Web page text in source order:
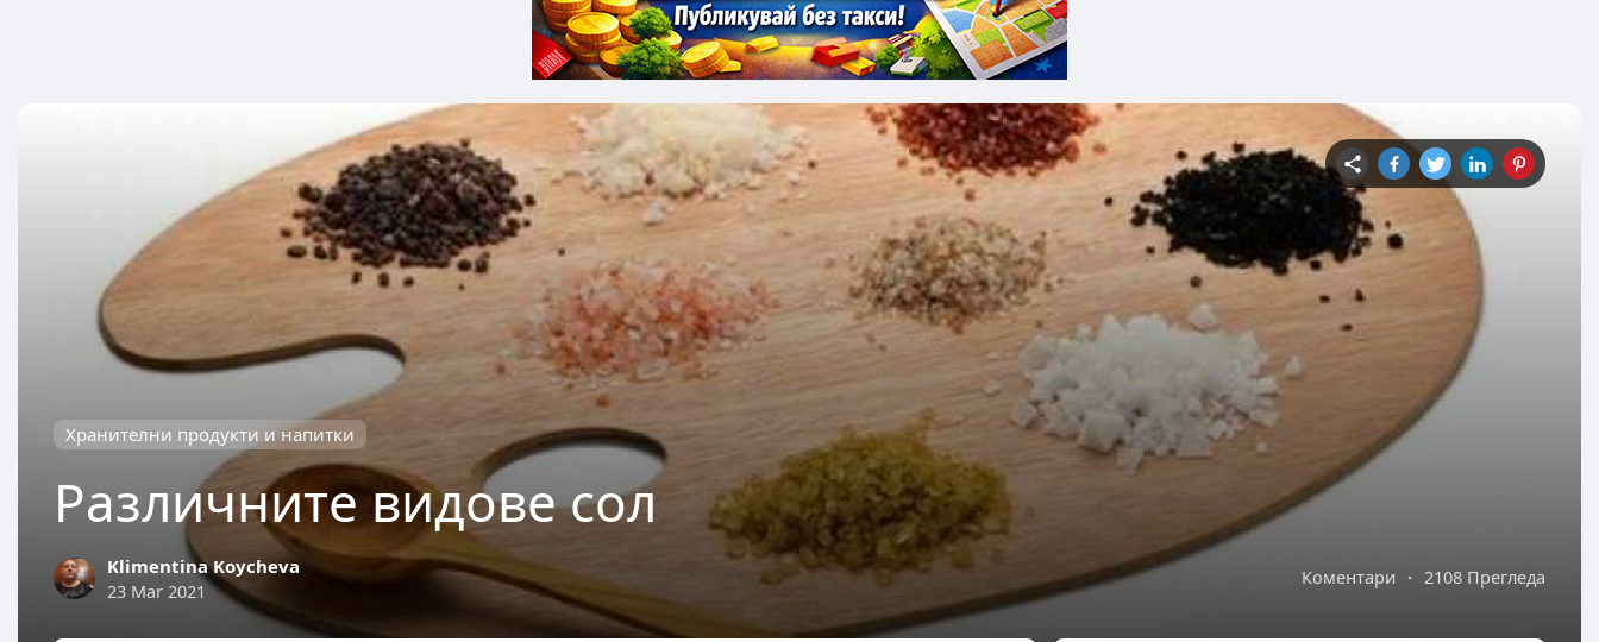
Хранителни продукти и напитки
Различните видове сол
Коментари · 2108 Прегледа
Klimentina Koycheva
23 Mar 2021